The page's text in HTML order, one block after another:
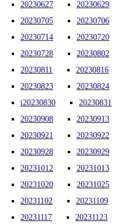
20230627
20230629
20230705
20230706
20230714
20230720
20230728
20230802
20230811
20230816
20230823
20230824
i20230830
20230831
20230908
20230913
20230921
20230922
20230928
20230929
20231012
20231013
20231020
20231025
20231102
20231109
20231117
20231123